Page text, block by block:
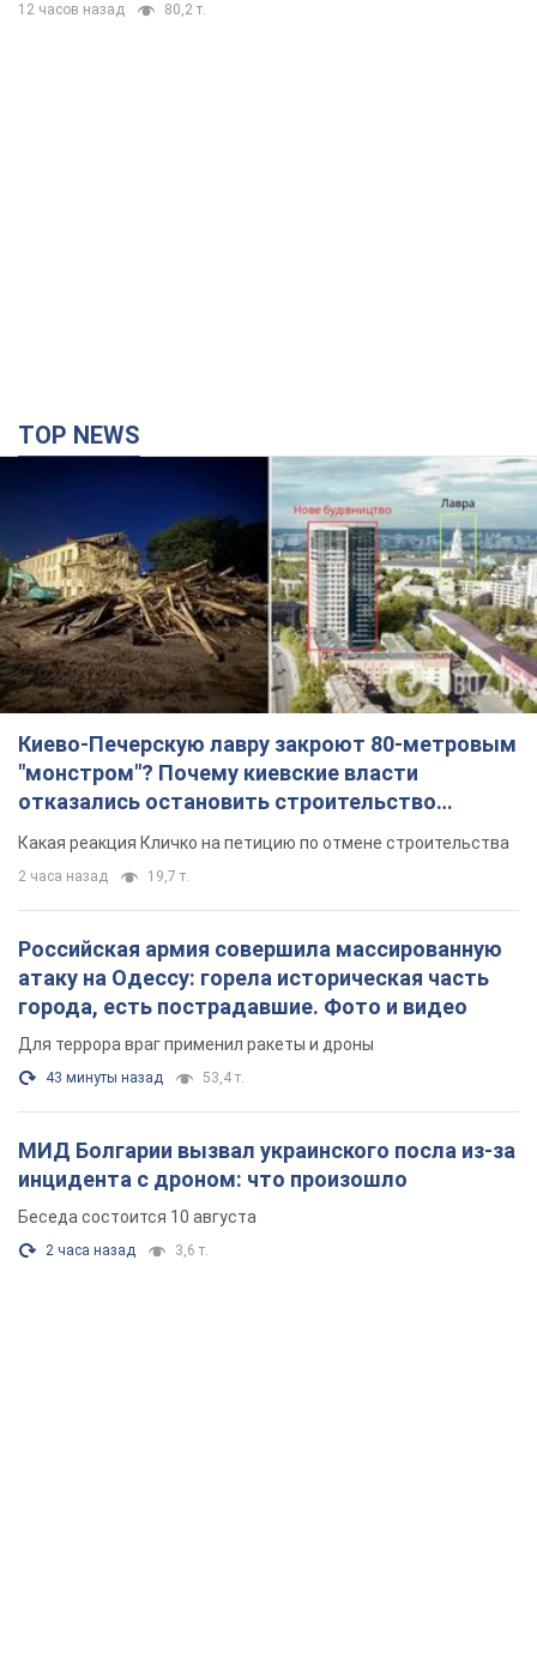
12 часов назад 80,2 т.
TOP NEWS
Киево-Печерскую лавру закроют 80-метровым
"монстром"? Почему киевские власти
отказались остановить строительство
небоскреба "московского верующего"
Какая реакция Кличко на петицию по отмене строительства
2 часа назад 19,7 т.
Российская армия совершила массированную
атаку на Одессу: горела историческая часть
города, есть пострадавшие. Фото и видео
Для террора враг применил ракеты и дроны
43 минуты назад 53,4 т.
МИД Болгарии вызвал украинского посла из-за
инцидента с дроном: что произошло
Беседа состоится 10 августа
2 часа назад 3,6 т.